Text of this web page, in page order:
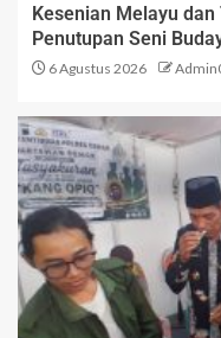
Kesenian Melayu
Penutupan Seni
6 Agustus 2026